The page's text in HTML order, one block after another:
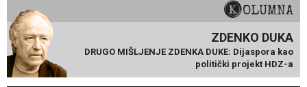
KOLUMNA
ZDENKO DUKA
DRUGO MIŠLJENJE ZDENKA DUKE: Dijaspora kao
politički projekt HDZ-a